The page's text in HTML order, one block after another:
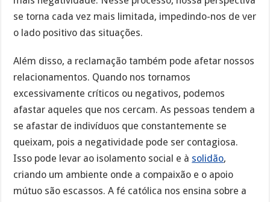
se torna cada vez mais limitada, impedindo-nos de ver
o lado positivo das situações.
Além disso, a reclamação também pode afetar nossos
relacionamentos. Quando nos tornamos
excessivamente críticos ou negativos, podemos
afastar aqueles que nos cercam. As pessoas tendem a
se afastar de indivíduos que constantemente se
queixam, pois a negatividade pode ser contagiosa.
Isso pode levar ao isolamento social e à solidão,
criando um ambiente onde a compaixão e o apoio
mútuo são escassos. A fé católica nos ensina sobre a